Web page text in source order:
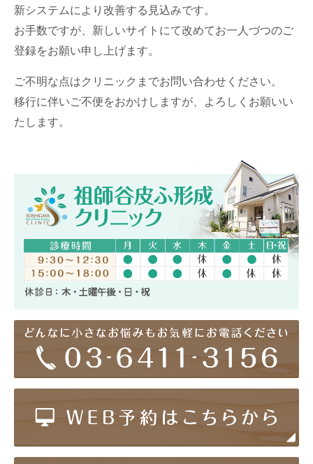
新システムにより改善する見込みです。
お手数ですが、新しいサイトにて改めてお一人づつのご
登録をお願い申し上げます。
ご不明な点はクリニックまでお問い合わせください。
移行に伴いご不便をおかけしますが、よろしくお願いい
たします。